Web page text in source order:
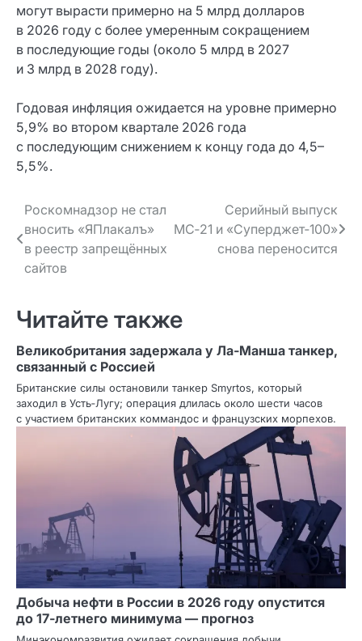
могут вырасти примерно на 5 млрд долларов
в 2026 году с более умеренным сокращением
в последующие годы (около 5 млрд в 2027
и 3 млрд в 2028 году).
Годовая инфляция ожидается на уровне примерно
5,9% во втором квартале 2026 года
с последующим снижением к концу года до 4,5–
5,5%.
Навигация
по записям
Роскомнадзор не стал
вносить «ЯПлакалъ»
в реестр запрещённых
сайтов
Серийный выпуск
МС‑21 и «Суперджет‑100»
снова переносится
Читайте также
Великобритания задержала у Ла‑Манша танкер,
связанный с Россией
Британские силы остановили танкер Smyrtos, который
заходил в Усть‑Лугу; операция длилась около шести часов
с участием британских коммандос и французских морпехов.
Добыча нефти в России в 2026 году опустится
до 17‑летнего минимума — прогноз